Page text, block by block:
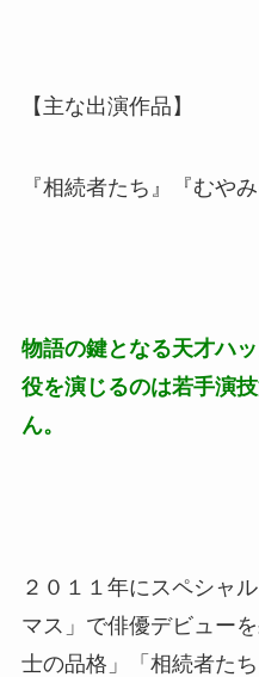
【主な出演作品】
『相続者たち』『むや
物語の鍵となる天才ハ
役を演じるのは若手演
ん。
２０１１年にスペシャ
マス」で俳優デビュー
士の品格」「相続者た